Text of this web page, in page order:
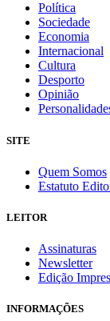
Política
Sociedade
Economia
Internacional
Cultura
Desporto
Opinião
SITE
Quem Somos
Estatuto
LEITOR
Assinaturas
Newsletter
Edição
INFORMAÇÕES